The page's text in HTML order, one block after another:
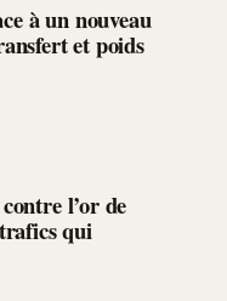
à un nouveau
et poids
l’or de
qui